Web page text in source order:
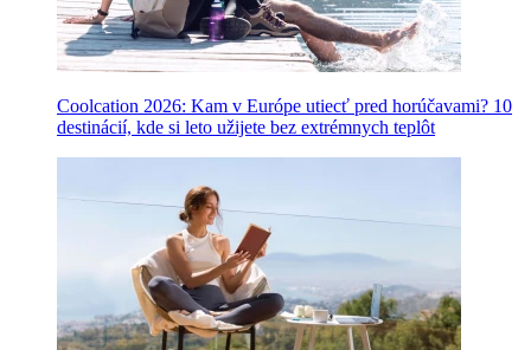
Coolcation 2026: Kam v Európe utiecť pred horúčavami? 10
destinácií, kde si leto užijete bez extrémnych teplôt